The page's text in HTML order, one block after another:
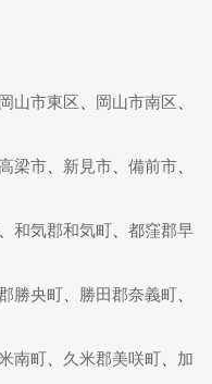
岡山市東区 岡山市南区
梁市 新見市 、備前市
、和気郡和気町 、都窪郡早
勝央町 勝田郡奈義町
南町 久米郡美咲町
加